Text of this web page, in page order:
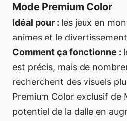
Mode Premium Color
Idéal pour : les jeux en
animes et le
Comment ça fonctionne :
est précis, mais de
recherchent des visuels
Premium Color exclusif de
potentiel de la dalle en